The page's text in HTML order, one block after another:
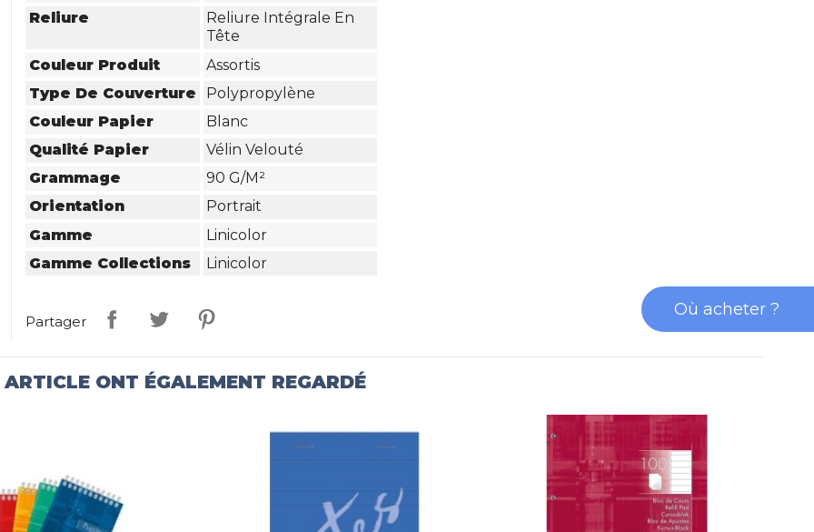
Reliure
Reliure Intégrale En
Tête
Couleur Produit
Assortis
Type De Couverture
Polypropylène
Couleur Papier
Blanc
Qualité Papier
Vélin Velouté
Grammage
90 G/m²
Orientation
Portrait
Gamme
Linicolor
Gamme Collections
Linicolor
Partager
ONT ÉGALEMENT REGARDÉ
Où acheter ?